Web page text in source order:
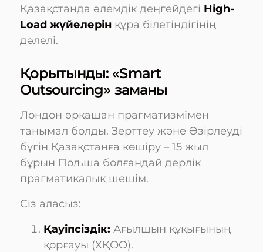
Қазақстанда әлемдік деңгейдегі High-
Load жүйелерін құра білетіндігінің
дәлелі.
Қорытынды: «Smart
Outsourcing» заманы
Лондон әрқашан прагматизмімен
танымал болды. Зерттеу және Әзірлеуді
бүгін Қазақстанға көшіру – 15 жыл
бұрын Пољша болғандай дерлік
прагматикалық шешім.
Сіз аласыз:
Қауіпсіздік: Ағылшын құқығының
қорғауы (ХҚОО).